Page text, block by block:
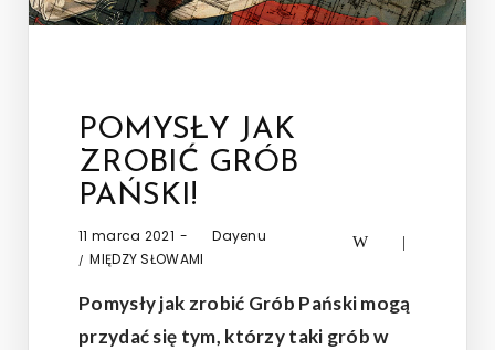
POMYSŁY JAK
ZROBIĆ GRÓB
PAŃSKI!
Posted
on
11 marca 2021 byDayenu
Posted
MIĘDZY SŁOWAMI
Pomysły jak zrobić Grób Pański mogą
przydać się tym, którzy taki grób w